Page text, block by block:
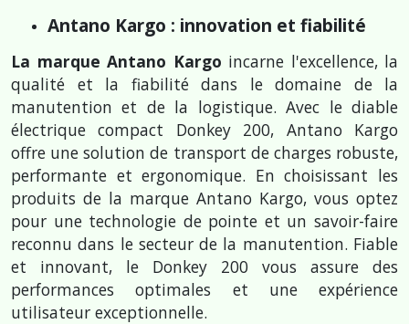
Antano Kargo : innovation et fiabilité
La marque Antano Kargo incarne l'excellence, la
qualité et la fiabilité dans le domaine de la
manutention et de la logistique. Avec le diable
électrique compact Donkey 200, Antano Kargo
offre une solution de transport de charges robuste,
performante et ergonomique. En choisissant les
produits de la marque Antano Kargo, vous optez
pour une technologie de pointe et un savoir-faire
reconnu dans le secteur de la manutention. Fiable
et innovant, le Donkey 200 vous assure des
performances optimales et une expérience
utilisateur exceptionnelle.